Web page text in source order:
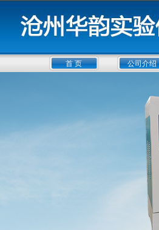
首 页 公司介绍